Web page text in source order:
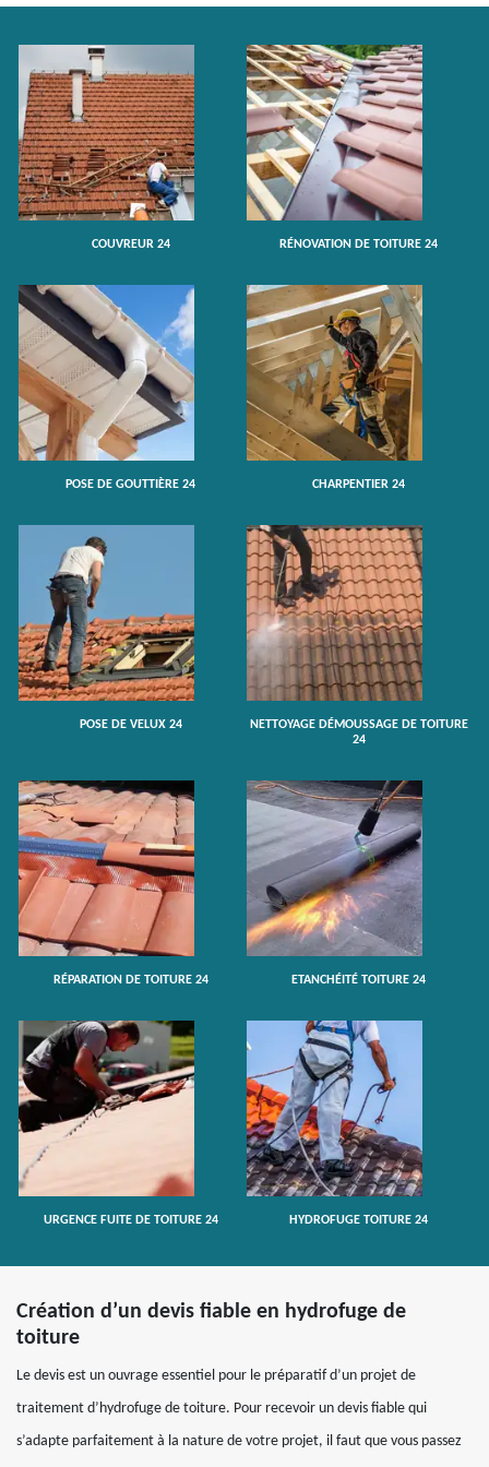
COUVREUR 24 RÉNOVATION DE TOITURE 24
POSE DE GOUTTIÈRE 24 CHARPENTIER 24
POSE DE VELUX 24
NETTOYAGE DÉMOUSSAGE DE TOITURE
24
RÉPARATION DE TOITURE 24 ETANCHÉITÉ TOITURE 24
URGENCE FUITE DE TOITURE 24 HYDROFUGE TOITURE 24
Création d’un devis fiable en hydrofuge de
toiture
Le devis est un ouvrage essentiel pour le préparatif d’un projet de
traitement d’hydrofuge de toiture. Pour recevoir un devis fiable qui
s’adapte parfaitement à la nature de votre projet, il faut que vous passez